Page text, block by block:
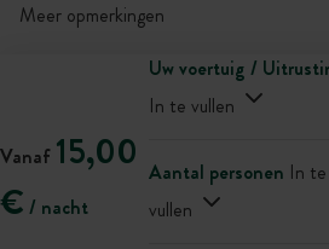
Meer opmerkingen
Vanaf 15,00
€ / nacht
Uw voertuig /
In te vullen
Aantal personen In te
vullen